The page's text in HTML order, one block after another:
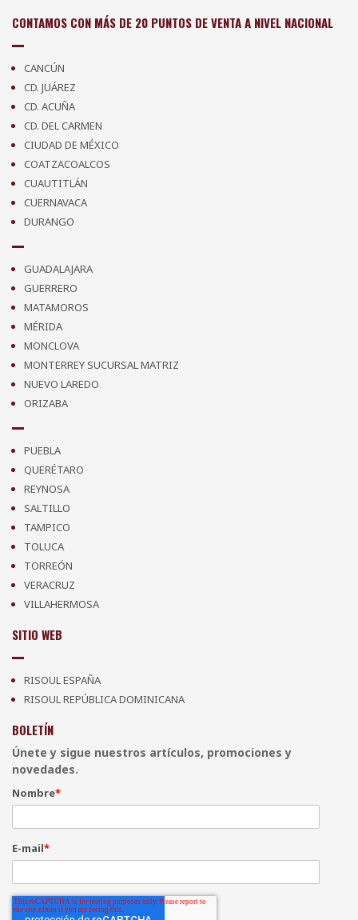
CONTAMOS CON MÁS DE 20 PUNTOS DE VENTA A NIVEL NACIONAL
CANCÚN
CD. JUÁREZ
CD. ACUÑA
CD. DEL CARMEN
CIUDAD DE MÉXICO
COATZACOALCOS
CUAUTITLÁN
CUERNAVACA
DURANGO
GUADALAJARA
GUERRERO
MATAMOROS
MÉRIDA
MONCLOVA
MONTERREY SUCURSAL MATRIZ
NUEVO LAREDO
ORIZABA
PUEBLA
QUERÉTARO
REYNOSA
SALTILLO
TAMPICO
TOLUCA
TORREÓN
VERACRUZ
VILLAHERMOSA
SITIO WEB
RISOUL ESPAÑA
RISOUL REPÚBLICA DOMINICANA
BOLETÍN
Únete y sigue nuestros artículos, promociones y
novedades.
Nombre*
E-mail*